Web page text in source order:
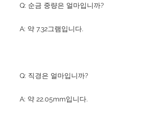
Q: 순금 중량은 얼마입니까?
A: 약 7.32그램입니다.
Q: 직경은 얼마입니까?
A: 약 22.05mm입니다.